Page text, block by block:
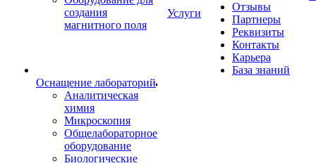
создания
магнитного поля
Оснащение лабораторий
Аналитическая
химия
Микроскопия
Общелабораторное
оборудование
Биологические
Услуги
Отзывы
Партнеры
Реквизиты
Контакты
Карьера
База знаний